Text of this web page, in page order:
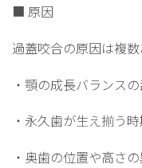
■ 原因
過蓋咬合の原因は複数
・顎の成長バランス
・永久歯が生え揃う
・奥歯の位置や高さ